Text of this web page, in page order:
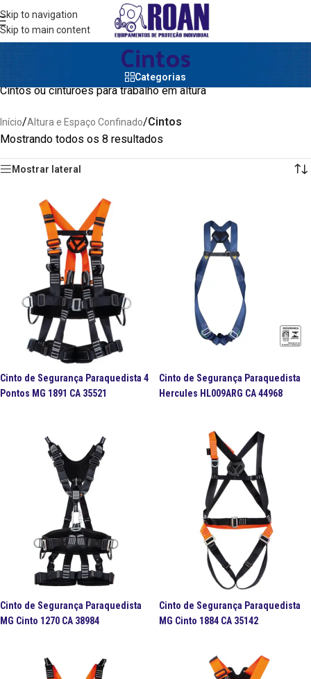
Skip to navigation
Skip to main content
Cintos
Categorias
Cintos ou cinturões para trabalho em altura
Início/Altura e Espaço Confinado/Cintos
Mostrando todos os 8 resultados
Mostrar lateral
Cinto de Segurança Paraquedista 4
Pontos MG 1891 CA 35521
Cinto de Segurança Paraquedista
Hercules HL009ARG CA 44968
Cinto de Segurança Paraquedista
MG Cinto 1270 CA 38984
Cinto de Segurança Paraquedista
MG Cinto 1884 CA 35142